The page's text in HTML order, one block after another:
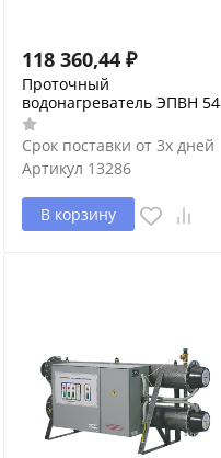
118 360,44 ₽
Проточный
водонагреватель ЭПВН 54
Срок поставки от 3х дней
Артикул 13286
В корзину